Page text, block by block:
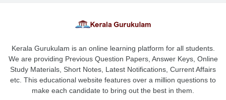
Kerala Gurukulam is an online learning platform for all students.
We are providing Previous Question Papers, Answer Keys, Online
Study Materials, Short Notes, Latest Notifications, Current Affairs
etc. This educational website features over a million questions to
make each candidate to bring out the best in them.